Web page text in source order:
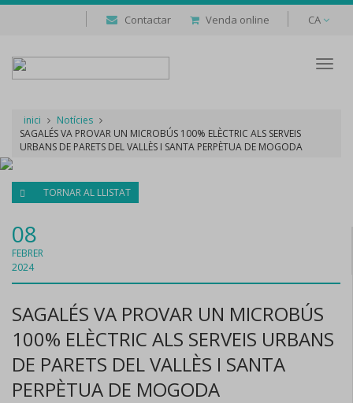
Contactar Venda online CA
inici
Notícies
SAGALÉS VA PROVAR UN MICROBÚS 100% ELÈCTRIC ALS SERVEIS
URBANS DE PARETS DEL VALLÈS I SANTA PERPÈTUA DE MOGODA
TORNAR AL LLISTAT
08
FEBRER
2024
SAGALÉS VA PROVAR UN MICROBÚS
100% ELÈCTRIC ALS SERVEIS URBANS
DE PARETS DEL VALLÈS I SANTA
PERPÈTUA DE MOGODA